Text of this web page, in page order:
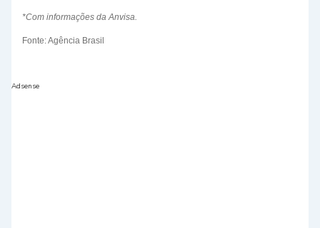
*Com informações da Anvisa.
Fonte: Agência Brasil
Adsense